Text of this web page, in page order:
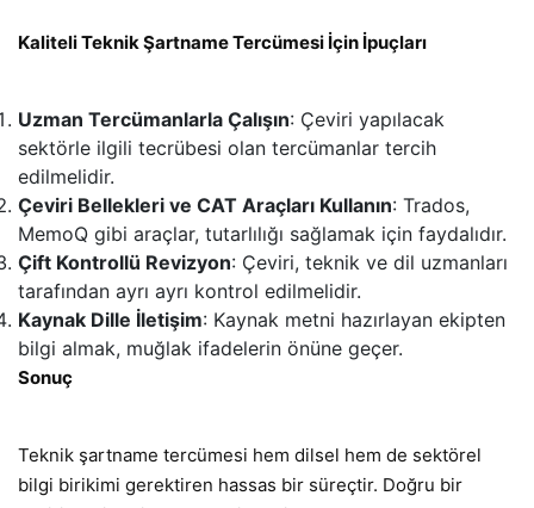
Kaliteli Teknik Şartname Tercümesi İçin İpuçları
Uzman Tercümanlarla Çalışın: Çeviri yapılacak
sektörle ilgili tecrübesi olan tercümanlar tercih
edilmelidir.
Çeviri Bellekleri ve CAT Araçları Kullanın: Trados,
MemoQ gibi araçlar, tutarlılığı sağlamak için faydalıdır.
Çift Kontrollü Revizyon: Çeviri, teknik ve dil uzmanları
tarafından ayrı ayrı kontrol edilmelidir.
Kaynak Dille İletişim: Kaynak metni hazırlayan ekipten
bilgi almak, muğlak ifadelerin önüne geçer.
Sonuç
Teknik şartname tercümesi hem dilsel hem de sektörel
bilgi birikimi gerektiren hassas bir süreçtir. Doğru bir